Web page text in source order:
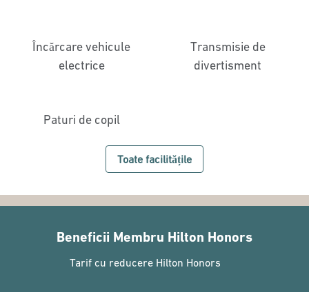
Încărcare vehicule
electrice
Transmisie de
divertisment
Paturi de copil
Toate facilitățile
Beneficii Membru Hilton Honors
Tarif cu reducere Hilton Honors